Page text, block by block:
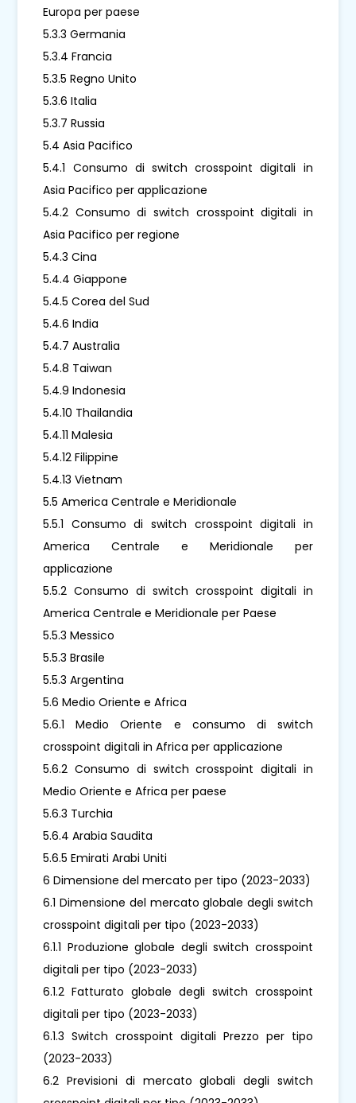
Europa per paese
5.3.3 Germania
5.3.4 Francia
5.3.5 Regno Unito
5.3.6 Italia
5.3.7 Russia
5.4 Asia Pacifico
5.4.1 Consumo di switch crosspoint digitali in
Asia Pacifico per applicazione
5.4.2 Consumo di switch crosspoint digitali in
Asia Pacifico per regione
5.4.3 Cina
5.4.4 Giappone
5.4.5 Corea del Sud
5.4.6 India
5.4.7 Australia
5.4.8 Taiwan
5.4.9 Indonesia
5.4.10 Thailandia
5.4.11 Malesia
5.4.12 Filippine
5.4.13 Vietnam
5.5 America Centrale e Meridionale
5.5.1 Consumo di switch crosspoint digitali in
America Centrale e Meridionale per
applicazione
5.5.2 Consumo di switch crosspoint digitali in
America Centrale e Meridionale per Paese
5.5.3 Messico
5.5.3 Brasile
5.5.3 Argentina
5.6 Medio Oriente e Africa
5.6.1 Medio Oriente e consumo di switch
crosspoint digitali in Africa per applicazione
5.6.2 Consumo di switch crosspoint digitali in
Medio Oriente e Africa per paese
5.6.3 Turchia
5.6.4 Arabia Saudita
5.6.5 Emirati Arabi Uniti
6 Dimensione del mercato per tipo (2023-2033)
6.1 Dimensione del mercato globale degli switch
crosspoint digitali per tipo (2023-2033)
6.1.1 Produzione globale degli switch crosspoint
digitali per tipo (2023-2033)
6.1.2 Fatturato globale degli switch crosspoint
digitali per tipo (2023-2033)
6.1.3 Switch crosspoint digitali Prezzo per tipo
(2023-2033)
6.2 Previsioni di mercato globali degli switch